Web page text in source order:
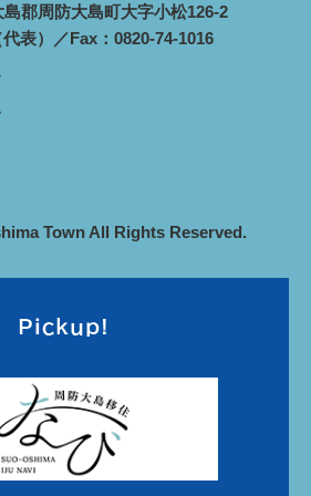
郡周防大島町大字小松126-2
表）／Fax：0820-74-1016
Town All Rights Reserved.